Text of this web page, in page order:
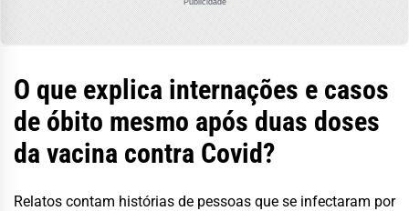
O que explica internações e casos
de óbito mesmo após duas doses
da vacina contra Covid?
Relatos contam histórias de pessoas que se infectaram por